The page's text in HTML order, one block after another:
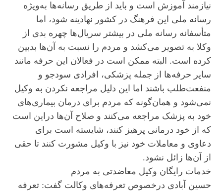
نیازمند آموزش است و باید از طریق رسانه‌ها به‌ویژه
رسانه ملی این فرهنگ در کشور نهادینه شود، اما
متأسفانه رسانه ملی در بیشتر سریال‌ها چهره بدی از
وکلا به تصویر می‌کشد و مردم را نسبت به آن‌ها بدبین
کرده است. البته ممکن است در فعالان این حرفه مانند
سایر حرفه‌ها از جمله پزشکی، افرادی سودجو و
منفعت‌طلب باشند اما این دلیل مراجعه نکردن به وکیل
نمی‌شود و همان‌گونه که مردم برای درمان بیماری‌های
خود به پزشک مراجعه می‌کنند و صلاح آن‌ها دراین است
که از خود درمانی پرهیز کنند، شایسته است برای
دعاوی و معاملات خود نیز با وکیل مشورت کنند تا حقی
از آن‌ها زائل نشود.
خدمات رایگان وکیل معاضدتی به مردم
حسین آبادی درخصوص تعرفه‌های وکالت گفت: تعرفه